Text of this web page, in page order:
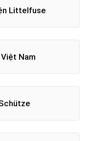
Littelfuse
Nam